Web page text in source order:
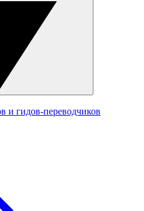
и гидов-переводчиков